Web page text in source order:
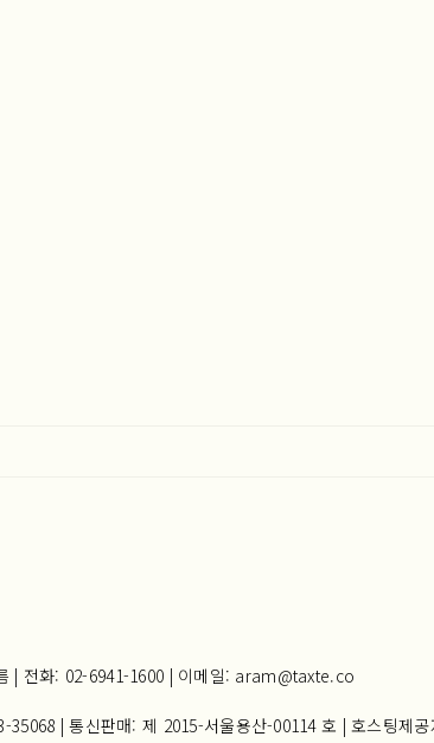
| 전화: 02-6941-1600 | 이메일: aram@taxte.co
35068 | 통신판매: 제 2015-서울용산-00114 호 | 호스팅제